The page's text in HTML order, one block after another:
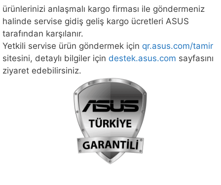
ürünlerinizi anlaşmalı kargo firması ile göndermeniz
halinde servise gidiş geliş kargo ücretleri ASUS
tarafından karşılanır.
Yetkili servise ürün göndermek için qr.asus.com/tamir
sitesini, detaylı bilgiler için destek.asus.com sayfasını
ziyaret edebilirsiniz.